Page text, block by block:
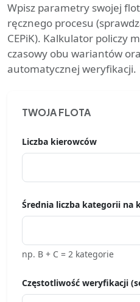
Wpisz parametry swojej
ręcznego procesu
CEPiK). Kalkulator policzy
czasowy obu wariantów
automatycznej weryfikacji.
TWOJA FLOTA
Liczba kierowców
Średnia liczba kategorii na
np. B + C = 2 kategorie
Częstotliwość weryfikacji